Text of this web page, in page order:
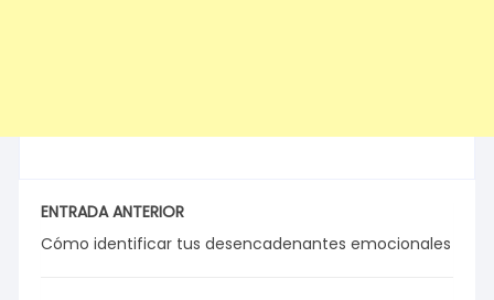
ENTRADA ANTERIOR
Cómo identificar tus desencadenantes emocionales